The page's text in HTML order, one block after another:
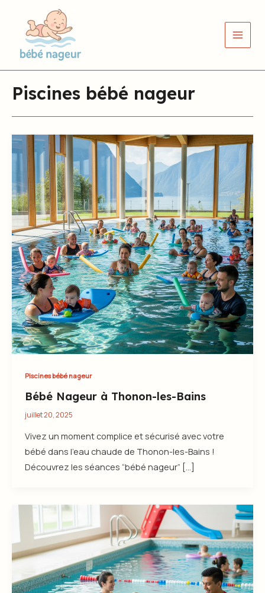
contenu
Piscines bébé nageur
Piscines bébé nageur
Bébé Nageur à Thonon-les-Bains
juillet 20, 2025
Vivez un moment complice et sécurisé avec votre
bébé dans l’eau chaude de Thonon-les-Bains !
Découvrez les séances “bébé nageur” […]